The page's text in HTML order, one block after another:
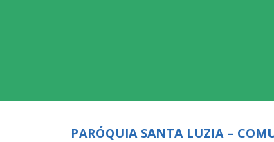
PARÓQUIA SANTA LUZIA –